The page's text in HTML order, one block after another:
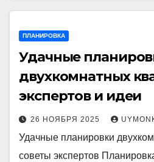
ПЛАНИРОВКА
Удачные
двухкомнатных
экспертов и идеи
26 НОЯБРЯ 2025
Удачные планировки
советы экспертов